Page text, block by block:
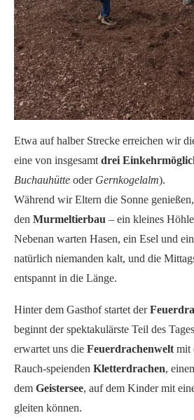
Etwa auf halber Strecke erreichen wir
eine von insgesamt drei
Buchauhütte oder Gernkogelalm).
Während wir Eltern die Sonne
den Murmeltierbau – ein kleines
Nebenan warten Hasen, ein Esel und
natürlich niemanden kalt, und die
entspannt in die Länge.
Hinter dem Gasthof startet der
beginnt der spektakulärste Teil des
erwartet uns die Feuerdrachenwelt mit
Rauch-speienden Kletterdrachen,
dem Geistersee, auf dem Kinder mit
gleiten können.